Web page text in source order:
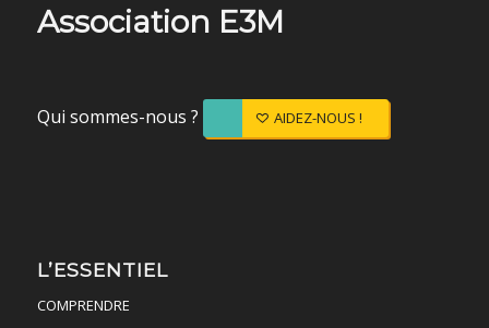
Association E3M
Qui sommes-nous ? AIDEZ-NOUS !
L’ESSENTIEL
COMPRENDRE